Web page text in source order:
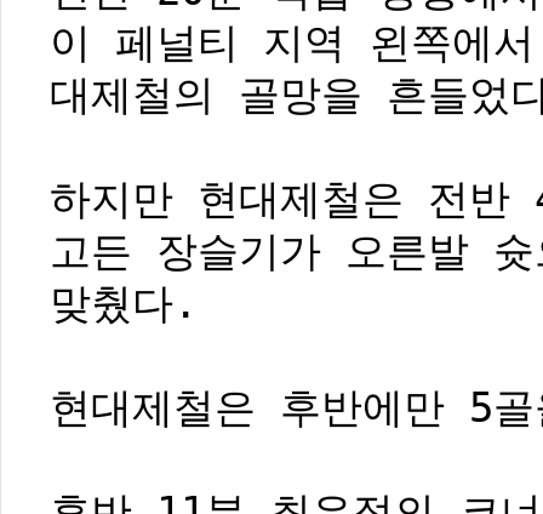
이 페널티 지역 왼쪽에
대제철의 골망을 흔들었
하지만 현대제철은 전
고든 장슬기가 오른발
맞췄다.
현대제철은 후반에만 5